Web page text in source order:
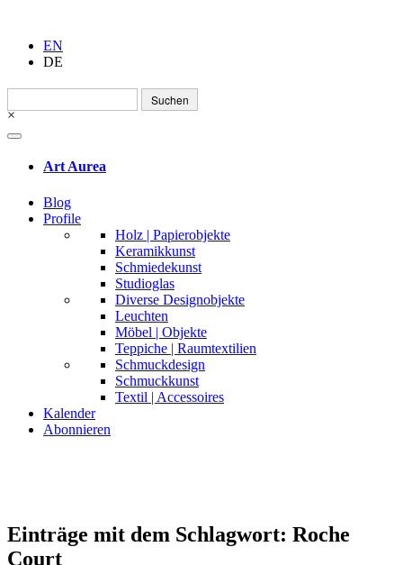
EN
DE
Suchen
nach:
×
Art Aurea
Blog
Profile
Holz | Papierobjekte
Keramikkunst
Schmiedekunst
Studioglas
Diverse Designobjekte
Leuchten
Möbel | Objekte
Teppiche | Raumtextilien
Schmuckdesign
Schmuckkunst
Textil | Accessoires
Kalender
Abonnieren
Einträge mit dem Schlagwort: Roche
Court